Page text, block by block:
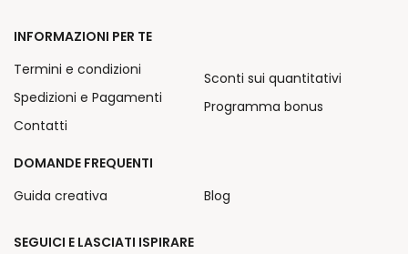
SEGUICI E LASCIATI ISPIRARE
INFORMAZIONI PER TE
Termini e condizioni
Spedizioni e Pagamenti
Contatti
Sconti sui quantitativi
Programma bonus
DOMANDE FREQUENTI
Guida creativa
Blog